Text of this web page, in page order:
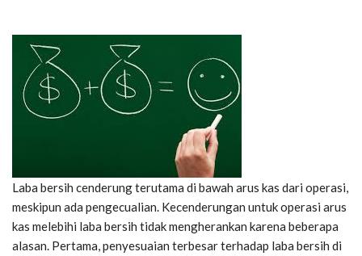
Laba bersih cenderung terutama di bawah arus kas dari operasi,
meskipun ada pengecualian. Kecenderungan untuk operasi arus
kas melebihi laba bersih tidak mengherankan karena beberapa
alasan. Pertama, penyesuaian terbesar terhadap laba bersih di